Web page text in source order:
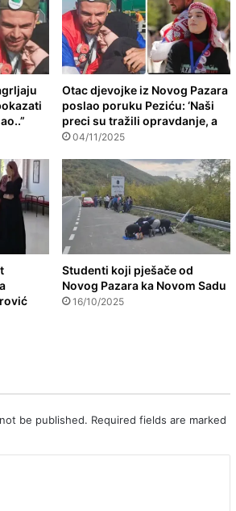
Otac djevojke iz Novog Pazara
poslao poruku Peziću: ‘Naši
preci su tražili opravdanje, a
04/11/2025
Studenti koji pješače od
Novog Pazara ka Novom Sadu
16/10/2025
be published. Required fields are marked